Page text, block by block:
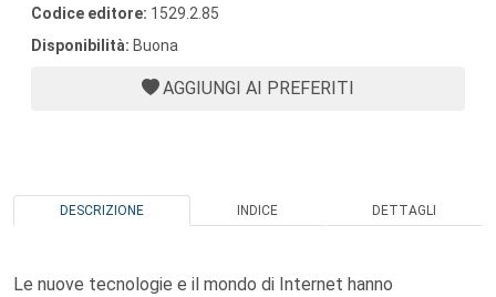
Codice editore: 1529.2.85
Disponibilità: Buona
AGGIUNGI AI PREFERITI
DESCRIZIONE INDICE DETTAGLI
Le nuove tecnologie e il mondo di Internet hanno